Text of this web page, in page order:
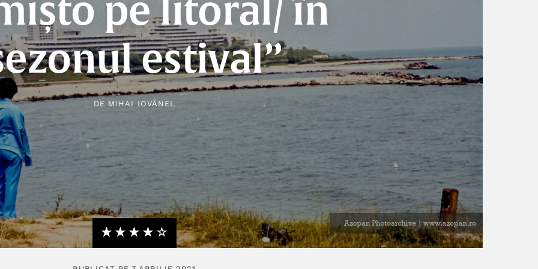
pe litoral/ în
estival”
DE MIHAI IOVĂNEL
★★★★★
☆☆☆☆☆